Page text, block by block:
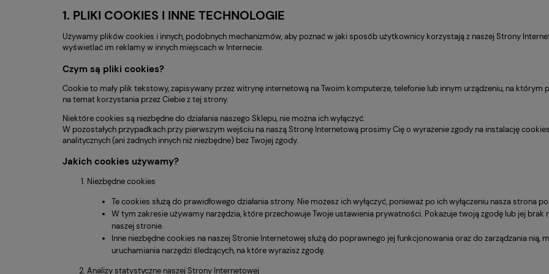
1. PLIKI COOKIES I INNE TECHNOLOGIE
Używamy plików cookies i innych, podobnych mechanizmów, aby poznać w jaki sposób użytkownicy korzystają z naszej Strony
wyświetlać im reklamy w innych miejscach w Internecie.
Czym są pliki cookies?
Cookie to mały plik tekstowy, zapisywany przez witrynę internetową na Twoim komputerze, telefonie lub innym urządzeniu, na
na temat korzystania przez Ciebie z tej strony.
Niektóre cookies są niezbędne do działania naszego Sklepu, nie można ich wyłączyć.
W pozostałych przypadkach przy pierwszym wejściu na naszą Stronę Internetową prosimy Cię o wyrażenie zgody na instalację
analitycznych (ani żadnych innych niż niezbędne) bez Twojej zgody.
Jakich cookies używamy?
Niezbędne cookies
Te cookies służą do prawidłowego działania strony. Nie możesz ich wyłączyć, ponieważ po ich wyłączeniu nasza strona
W tym zakresie używamy narzędzia, które przechowuje Twoje ustawienia prywatności. Pokazuje twoją zgodę lub jej
naszej stronie.
Inne niezbędne cookies na naszej Stronie Internetowej służą do poprawnego jej funkcjonowania oraz do zarządzania nią,
uruchamiania narzędzi śledzących, na które wyrazisz zgodę.
Analizy statystyczne naszej Strony Internetowej